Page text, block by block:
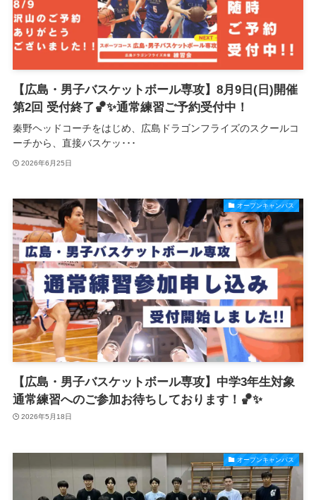
【広島・男子バスケットボール専攻】8月9日(日)開催
第2回 受付終了🏀✨通常練習ご予約受付中！
秦野ヘッドコーチをはじめ、広島ドラゴンフライズのスクールコ
ーチから、直接バスケッ･･･
2026年6月25日
オープンキャンパス
【広島・男子バスケットボール専攻】中学3年生対象
通常練習へのご参加お待ちしております！🏀✨
2026年5月18日
オープンキャンパス